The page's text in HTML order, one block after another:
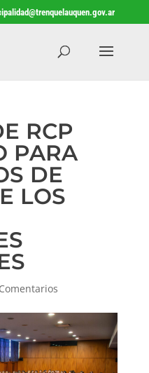
RCP
PARA
DE
LOS